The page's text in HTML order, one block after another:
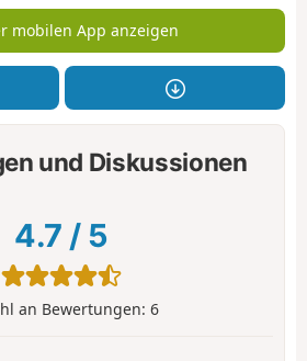
mobilen App anzeigen
und Diskussionen
4.7 / 5
an Bewertungen: 6